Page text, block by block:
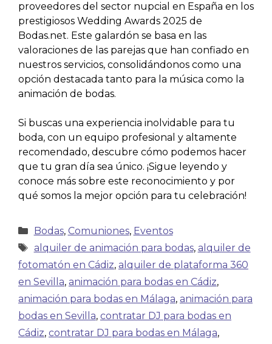
proveedores del sector nupcial en España en los
prestigiosos Wedding Awards 2025 de
Bodas.net. Este galardón se basa en las
valoraciones de las parejas que han confiado en
nuestros servicios, consolidándonos como una
opción destacada tanto para la música como la
animación de bodas.
Si buscas una experiencia inolvidable para tu
boda, con un equipo profesional y altamente
recomendado, descubre cómo podemos hacer
que tu gran día sea único. ¡Sigue leyendo y
conoce más sobre este reconocimiento y por
qué somos la mejor opción para tu celebración!
Bodas, Comuniones, Eventos
alquiler de animación para bodas, alquiler de
fotomatón en Cádiz, alquiler de plataforma 360
en Sevilla, animación para bodas en Cádiz,
animación para bodas en Málaga, animación para
bodas en Sevilla, contratar DJ para bodas en
Cádiz, contratar DJ para bodas en Málaga,